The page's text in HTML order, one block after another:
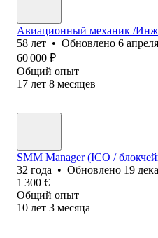
Авиационный механик /
58 лет • Обновлено 6
60 000 ₽
Общий опыт
17 лет 8 месяцев
SMM Manager (ICO /
32 года • Обновлено 19
1 300 €
Общий опыт
10 лет 3 месяца